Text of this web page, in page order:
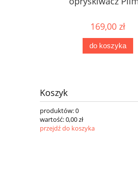
169,00 zł
do koszyka
Koszyk
produktów:0
wartość:0,00 zł
przejdź do koszyka